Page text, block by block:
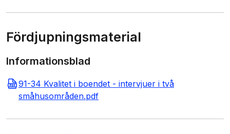
Fördjupningsmaterial
Informationsblad
91-34 Kvalitet i boendet - intervjuer i två
småhusområden.pdf